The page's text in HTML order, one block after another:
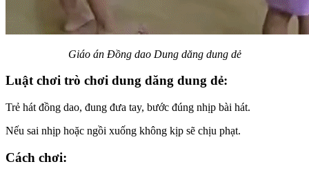
Giáo án Đồng dao Dung dăng dung dẻ
Luật chơi trò chơi dung dăng dung dẻ:
Trẻ hát đồng dao, đung đưa tay, bước đúng nhịp bài hát.
Nếu sai nhịp hoặc ngồi xuống không kịp sẽ chịu phạt.
Cách chơi: